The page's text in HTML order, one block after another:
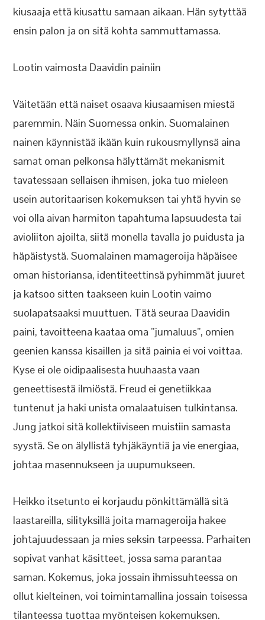
kiusaaja että kiusattu samaan aikaan. Hän sytyttää
ensin palon ja on sitä kohta sammuttamassa.
Lootin vaimosta Daavidin painiin
Väitetään että naiset osaava kiusaamisen miestä
paremmin. Näin Suomessa onkin. Suomalainen
nainen käynnistää ikään kuin rukousmyllynsä aina
samat oman pelkonsa hälyttämät mekanismit
tavatessaan sellaisen ihmisen, joka tuo mieleen
usein autoritaarisen kokemuksen tai yhtä hyvin se
voi olla aivan harmiton tapahtuma lapsuudesta tai
avioliiton ajoilta, siitä monella tavalla jo puidusta ja
häpäistystä. Suomalainen mamageroija häpäisee
oman historiansa, identiteettinsä pyhimmät juuret
ja katsoo sitten taakseen kuin Lootin vaimo
suolapatsaaksi muuttuen. Tätä seuraa Daavidin
paini, tavoitteena kaataa oma ”jumaluus”, omien
geenien kanssa kisaillen ja sitä painia ei voi voittaa.
Kyse ei ole oidipaalisesta huuhaasta vaan
geneettisestä ilmiöstä. Freud ei genetiikkaa
tuntenut ja haki unista omalaatuisen tulkintansa.
Jung jatkoi sitä kollektiiviseen muistiin samasta
syystä. Se on älyllistä tyhjäkäyntiä ja vie energiaa,
johtaa masennukseen ja uupumukseen.
Heikko itsetunto ei korjaudu pönkittämällä sitä
laastareilla, silityksillä joita mamageroija hakee
johtajuudessaan ja mies seksin tarpeessa. Parhaiten
sopivat vanhat käsitteet, jossa sama parantaa
saman. Kokemus, joka jossain ihmissuhteessa on
ollut kielteinen, voi toimintamallina jossain toisessa
tilanteessa tuottaa myönteisen kokemuksen.